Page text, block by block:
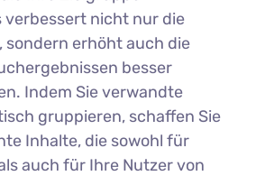
verbessert nicht nur die
erhöht auch die
besser
Indem Sie verwandte
gruppieren, schaffen Sie
Inhalte, die sowohl für
auch für Ihre Nutzer von